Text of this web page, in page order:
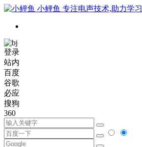
小鲤鱼 专注电声技术,助力学
登录
站内
百度
谷歌
必应
搜狗
360